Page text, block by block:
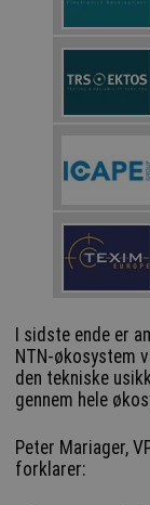
I sidste ende er
NTN-økosystem
den tekniske
gennem hele
Peter Mariager,
forklarer: